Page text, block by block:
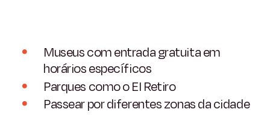
Museus com entrada gratuita em
horários específicos
Parques como o El Retiro
Passear por diferentes zonas da cidade